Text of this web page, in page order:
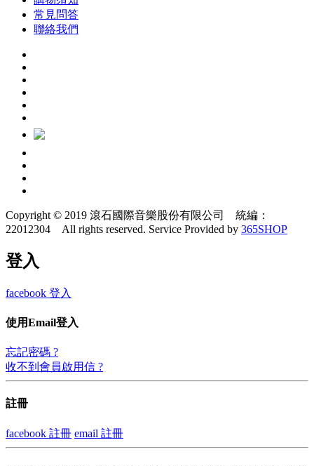
常見問答
聯絡我們
Copyright © 2019 滾石國際音樂股份有限公司 統編：
22012304 All rights reserved. Service Provided by 365SHOP
登入
facebook 登入
使用Email登入
忘記密碼 ?
收不到會員啟用信 ?
註冊
facebook 註冊 email 註冊